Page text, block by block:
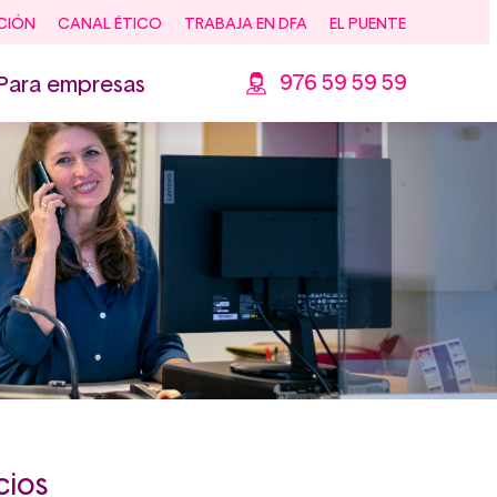
CANAL ÉTICO TRABAJA EN DFA EL PUENTE
Para empresas 976 59 59 59